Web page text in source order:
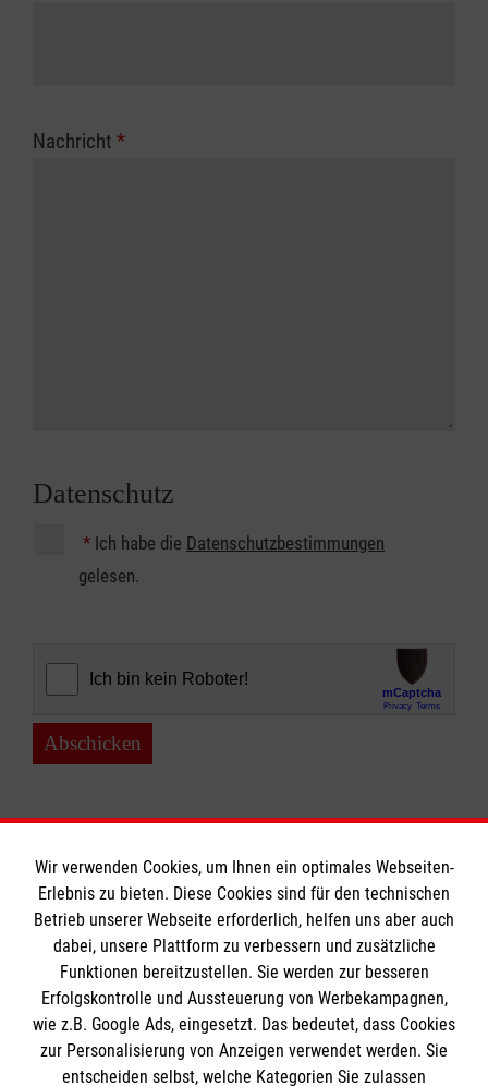
Nachricht *
Datenschutz
* Ich habe die Datenschutzbestimmungen
gelesen.
Abschicken
Informationen
Impressum
Datenschutz
Barrierefreiheit
Die Malteser
Wir verwenden Cookies, um Ihnen ein optimales Webseiten-
Erlebnis zu bieten. Diese Cookies sind für den technischen
Betrieb unserer Webseite erforderlich, helfen uns aber auch
dabei, unsere Plattform zu verbessern und zusätzliche
Funktionen bereitzustellen. Sie werden zur besseren
Erfolgskontrolle und Aussteuerung von Werbekampagnen,
wie z.B. Google Ads, eingesetzt. Das bedeutet, dass Cookies
zur Personalisierung von Anzeigen verwendet werden. Sie
entscheiden selbst, welche Kategorien Sie zulassen